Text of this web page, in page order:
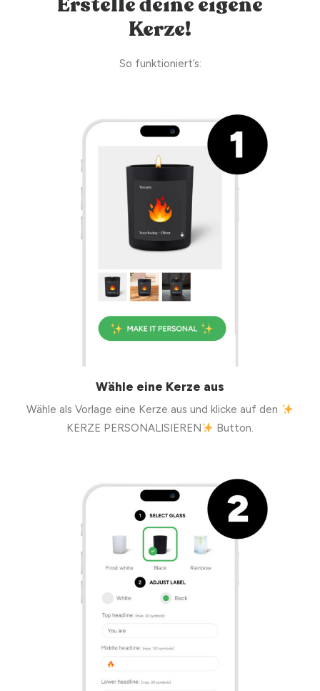
Kerze!
So funktioniert’s:
Wähle eine Kerze aus
Wähle als Vorlage eine Kerze aus und klicke auf den
KERZE PERSONALISIEREN
Button.